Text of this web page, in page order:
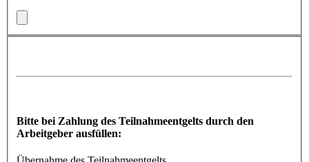
Bitte bei Zahlung des Teilnahmeentgelts durch den
Arbeitgeber ausfüllen: